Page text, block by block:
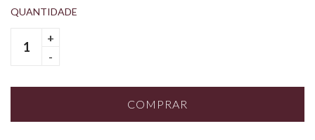
+
-
COMPRAR